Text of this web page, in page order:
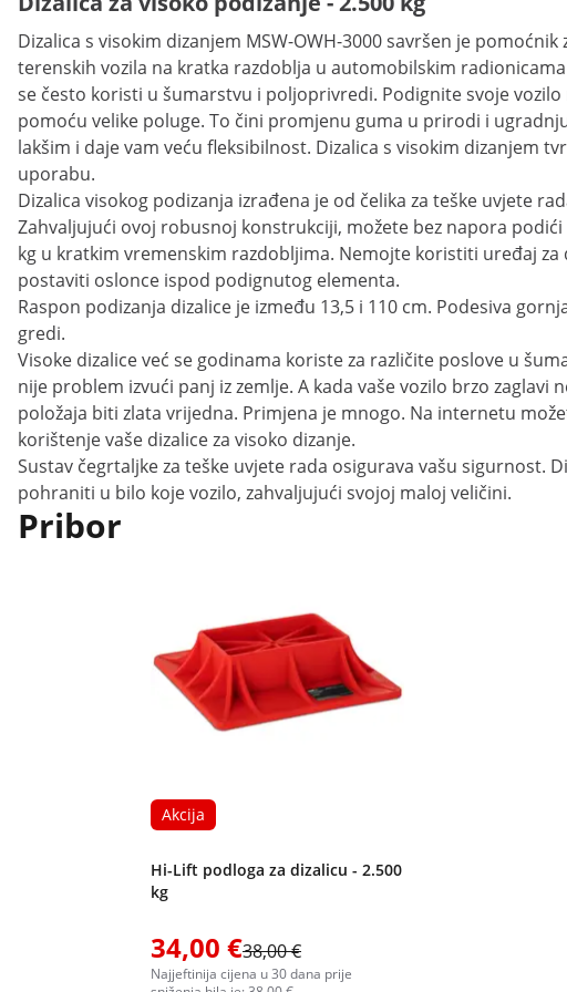
Dizalica s visokim dizanjem MSW-OWH-3000 savršen je
terenskih vozila na kratka razdoblja u automobilskim
se često koristi u šumarstvu i poljoprivredi. Podignite svoje
pomoću velike poluge. To čini promjenu guma u prirodi i
lakšim i daje vam veću fleksibilnost. Dizalica s visokim dizanjem
uporabu.
Dizalica visokog podizanja izrađena je od čelika za teške uvjete
Zahvaljujući ovoj robusnoj konstrukciji, možete bez napora
kg u kratkim vremenskim razdobljima. Nemojte koristiti uređaj
postaviti oslonce ispod podignutog elementa.
Raspon podizanja dizalice je između 13,5 i 110 cm. Podesiva
gredi.
Visoke dizalice već se godinama koriste za različite poslove u
nije problem izvući panj iz zemlje. A kada vaše vozilo brzo zaglavi
položaja biti zlata vrijedna. Primjena je mnogo. Na internetu
korištenje vaše dizalice za visoko dizanje.
Sustav čegrtaljke za teške uvjete rada osigurava vašu sigurnost.
pohraniti u bilo koje vozilo, zahvaljujući svojoj maloj veličini.
Pribor
Akcija
Hi-Lift podloga za dizalicu - 2.500
kg
34,00 €38,00 €
Najjeftinija cijena u 30 dana prije